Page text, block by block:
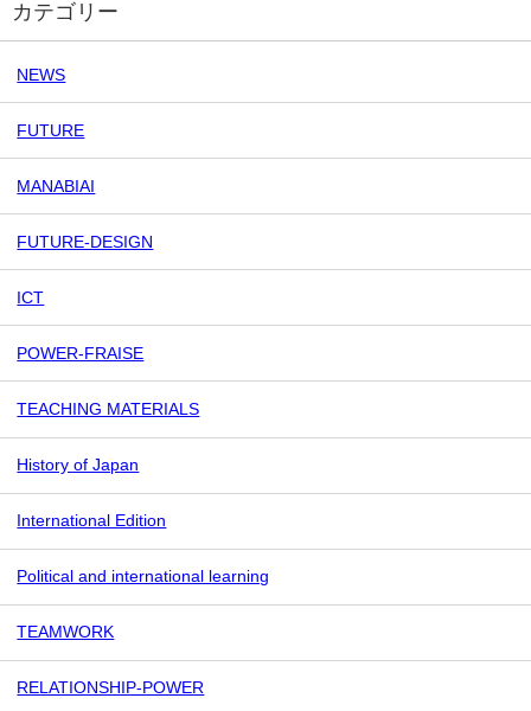
カテゴリー
NEWS
FUTURE
MANABIAI
FUTURE-DESIGN
ICT
POWER-FRAISE
TEACHING MATERIALS
History of Japan
International Edition
Political and international learning
TEAMWORK
RELATIONSHIP-POWER